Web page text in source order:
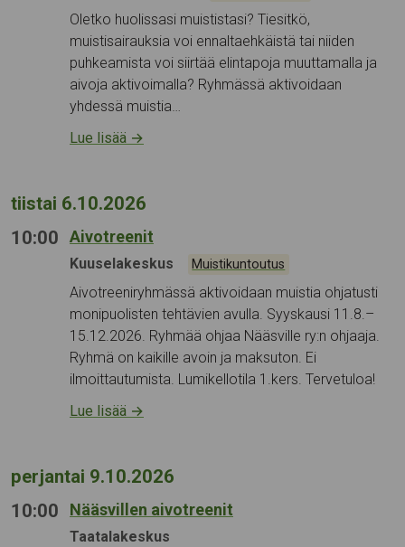
Oletko huolissasi muististasi? Tiesitkö,
muistisairauksia voi ennaltaehkäistä tai niiden
puhkeamista voi siirtää elintapoja muuttamalla ja
aivoja aktivoimalla? Ryhmässä aktivoidaan
yhdessä muistia…
Lue lisää →
tiistai 6.10.2026
10:00
Aivotreenit
Tapahtumapaikka:
Kuuselakeskus Kategoriat:
Muistikuntoutus
Aivotreeniryhmässä aktivoidaan muistia ohjatusti
monipuolisten tehtävien avulla. Syyskausi 11.8.–
15.12.2026. Ryhmää ohjaa Nääsville ry:n ohjaaja.
Ryhmä on kaikille avoin ja maksuton. Ei
ilmoittautumista. Lumikellotila 1.kers. Tervetuloa!
Lue lisää →
perjantai 9.10.2026
10:00
Nääsvillen aivotreenit
Tapahtumapaikka:
Taatalakeskus